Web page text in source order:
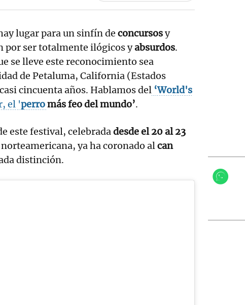
lugar para un sinfín de concursosy
por ser totalmente ilógicos yabsurdos.
se lleve este reconocimiento sea
de Petaluma, California (Estados
cincuenta años. Hablamos del ‘World's
el 'perromás feo del mundo’.
este festival, celebradadesde el 20 al 23
ya ha coronado alcan
distinción.